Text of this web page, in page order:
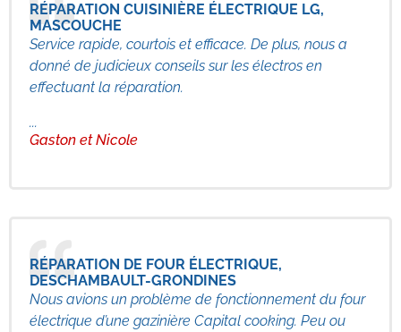
RÉPARATION CUISINIÈRE ÉLECTRIQUE LG,
MASCOUCHE
Service rapide, courtois et efficace. De plus, nous a
donné de judicieux conseils sur les électros en
effectuant la réparation.
...
Gaston et Nicole
RÉPARATION DE FOUR ÉLECTRIQUE,
DESCHAMBAULT-GRONDINES
Nous avions un problème de fonctionnement du four
électrique d’une gazinière Capital cooking. Peu ou